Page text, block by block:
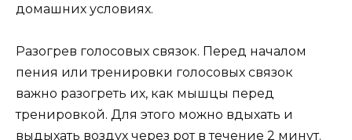
домашних условиях.
Разогрев голосовых связок. Перед началом
пения или тренировки голосовых связок
важно разогреть их, как мышцы перед
тренировкой. Для этого можно вдыхать и
выдыхать воздух через рот в течение 2 минут.